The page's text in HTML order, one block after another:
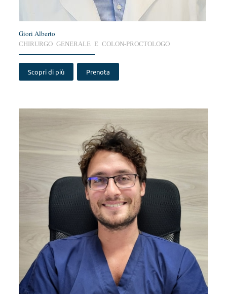
Giori Alberto
CHIRURGO GENERALE E COLON-PROCTOLOGO
Scopri di più Prenota